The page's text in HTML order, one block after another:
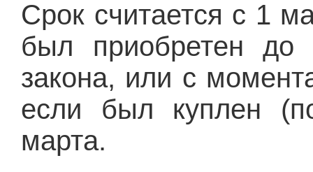
Срок считается с 1
был приобретен до
закона, или с
если был куплен
марта.